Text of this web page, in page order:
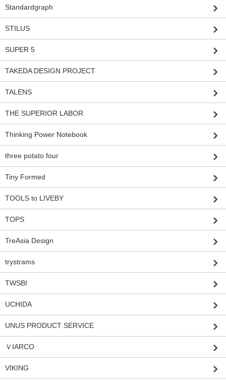
Standardgraph
STILUS
SUPER 5
TAKEDA DESIGN PROJECT
TALENS
THE SUPERIOR LABOR
Thinking Power Notebook
three potato four
Tiny Formed
TOOLS to LIVEBY
TOPS
TreAsia Design
trystrams
TWSBI
UCHIDA
UNUS PRODUCT SERVICE
ＶIARCO
VIKING